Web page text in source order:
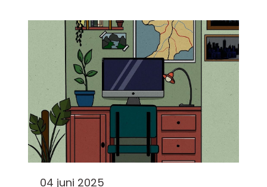
hurtigt og enkelt...
04 juni 2025